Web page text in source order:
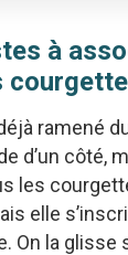
à
ramené
d’un côté,
les
elle
On la glisse